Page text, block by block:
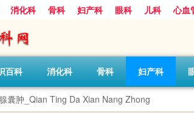
消化科 骨科 妇产科 眼科 儿科 心血
百科 消化科 骨科 妇产科
囊肿_Qian Ting Da Xian Nang Zhong